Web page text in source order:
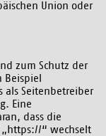
Union oder
zum Schutz der
als Seitenbetreiber
Eine
dass die
„https://“ wechselt